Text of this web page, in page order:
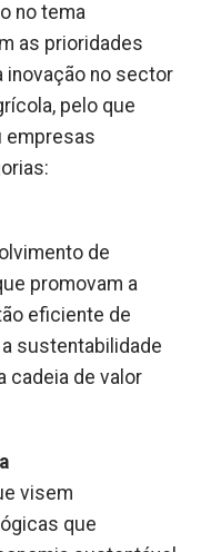
no tema
as prioridades
inovação no sector
pelo que
empresas
de
promovam a
eficiente de
sustentabilidade
cadeia de valor
visem
que